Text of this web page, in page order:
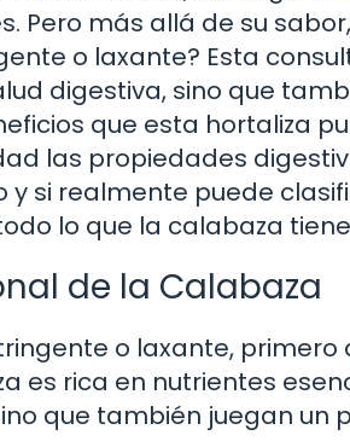
Pero más allá de su
o laxante? Esta
digestiva, sino que
que esta hortaliza
las propiedades
y si realmente puede
lo que la calabaza
de la Calabaza
o laxante, primero
es rica en nutrientes
que también juegan un